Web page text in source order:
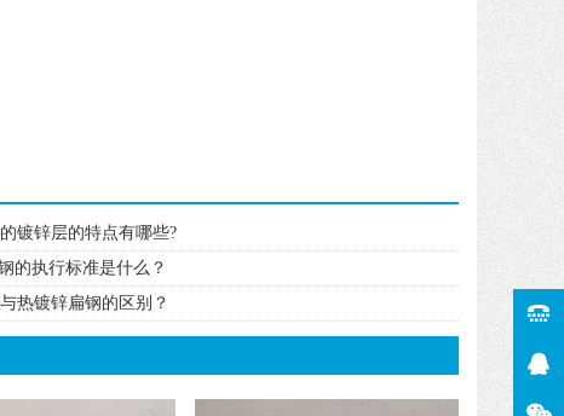
镀锌层的特点有哪些?
的执行标准是什么？
热镀锌扁钢的区别？